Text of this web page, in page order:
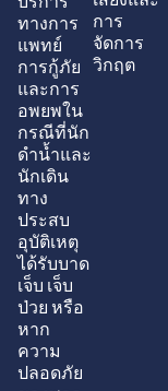
ทางการ
แพทย์
การกู้ภัย
และการ
อพยพใน
กรณีที่นัก
ดำน้ำและ
นักเดิน
ทาง
ประสบ
อุบัติเหตุ
ได้รับบาด
เจ็บ เจ็บ
ป่วย หรือ
หาก
ความ
ปลอดภัย
การ
จัดการ
วิกฤต